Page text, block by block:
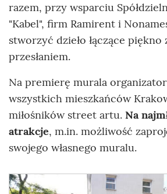
razem, przy wsparciu
"Kabel", firm Ramirent i
stworzyć dzieło łączące
przesłaniem.
Na premierę murala
wszystkich mieszkańców
miłośników street artu. Na
atrakcje, m.in. możliwość
swojego własnego muralu.